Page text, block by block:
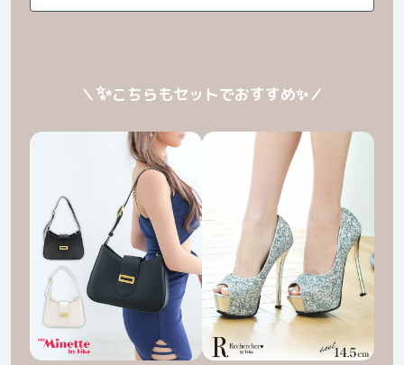
＼✨こちらもセットでおすすめ✨／